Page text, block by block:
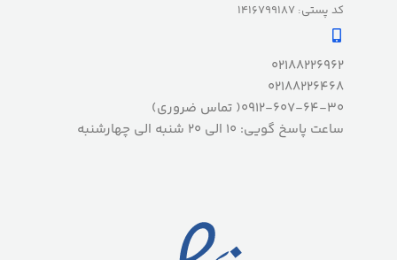
کد پستی: 1416799187
02188226962
02188226468
0912-607-64-30( تماس ضروری)
ساعت پاسخ گویی: 10 الی 20 شنبه الی چهارشنبه